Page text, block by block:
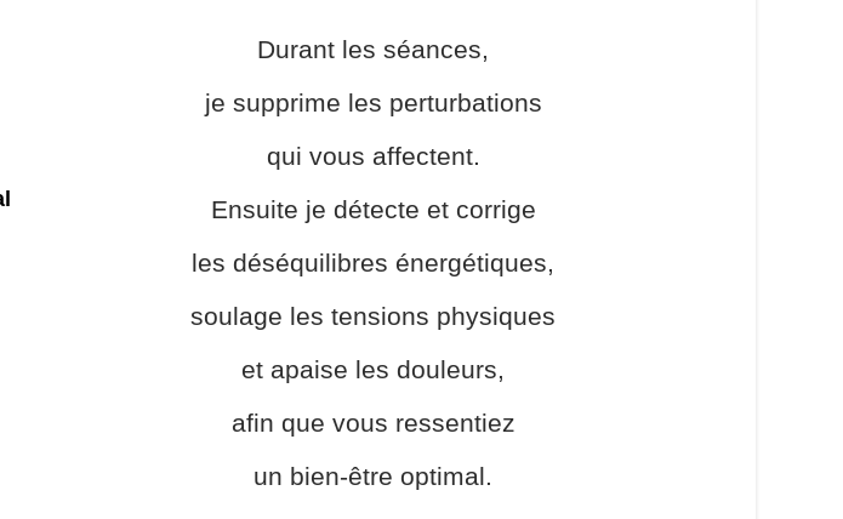
Durant les séances,
je supprime les perturbations
qui vous affectent.
Ensuite je détecte et corrige
les déséquilibres énergétiques,
soulage les tensions physiques
et apaise les douleurs,
afin que vous ressentiez
un bien-être optimal.